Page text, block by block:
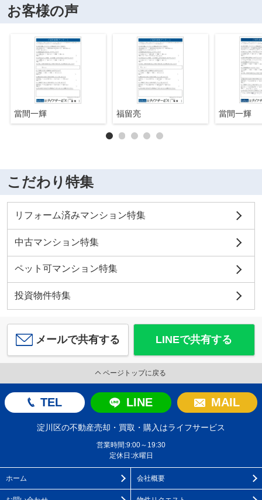
お客様の声
當間一輝 福留亮 當間一輝
こだわり特集
リフォーム済みマンション特集
中古マンション特集
ペット可マンション特集
投資物件特集
メールで共有する LINEで共有する
ページトップに戻る
TEL LINE MAIL
淀川区の不動産売却・買取・購入はライフサービス
営業時間:9:00～19:30
定休日:水曜日
ホーム 会社概要